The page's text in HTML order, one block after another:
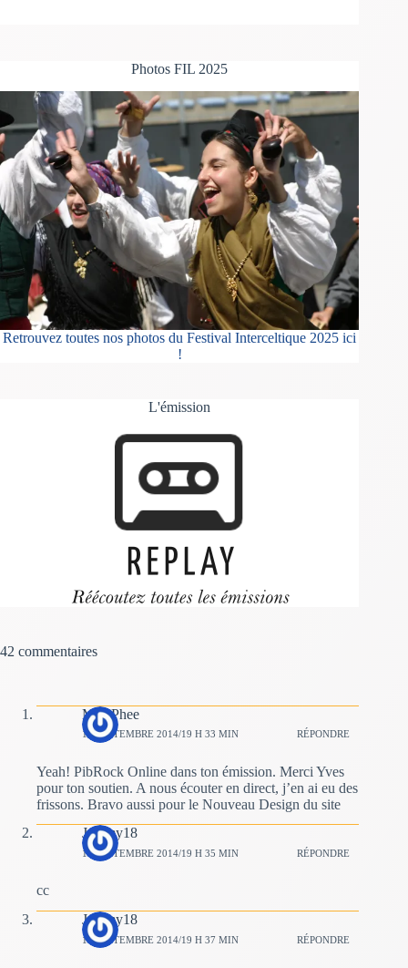
Photos FIL 2025
Retrouvez toutes nos photos du Festival Interceltique 2025 ici
!
L'émission
42 commentaires
Mac Phee
14 SEPTEMBRE 2014/19 H 33 MIN RÉPONDRE
Yeah! PibRock Online dans ton émission. Merci Yves
pour ton soutien. A nous écouter en direct, j’en ai eu des
frissons. Bravo aussi pour le Nouveau Design du site
Jeremy18
14 SEPTEMBRE 2014/19 H 35 MIN RÉPONDRE
cc
Jeremy18
14 SEPTEMBRE 2014/19 H 37 MIN RÉPONDRE